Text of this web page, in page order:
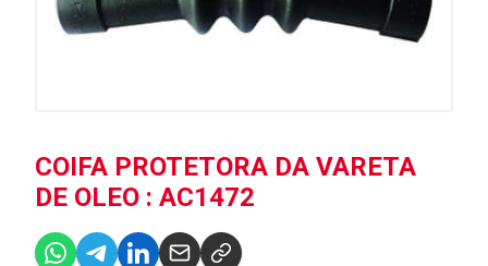
COIFA PROTETORA DA VARETA
DE OLEO : AC1472